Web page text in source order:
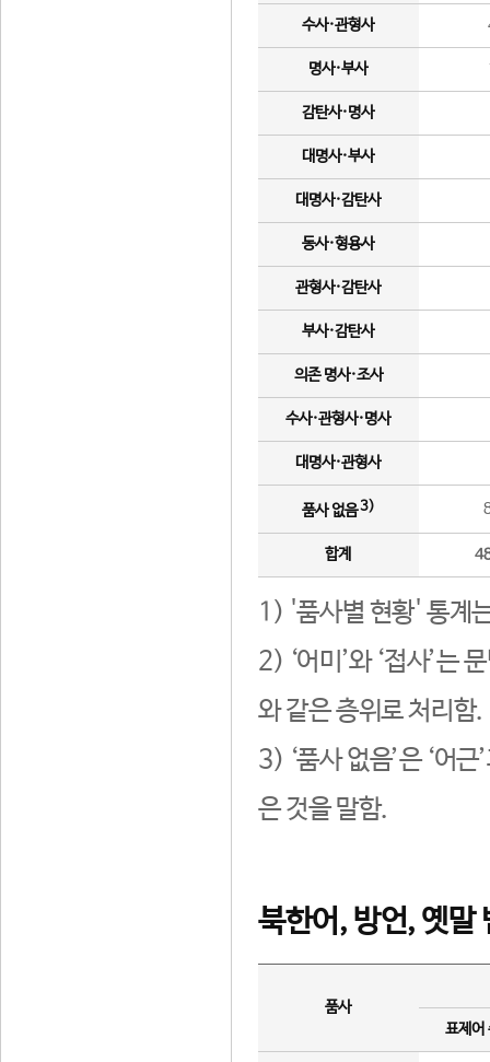
수사·관형사
명사·부사
감탄사·명사
대명사·부사
대명사·감탄사
동사·형용사
관형사·감탄사
부사·감탄사
의존 명사·조사
수사·관형사·명사
대명사·관형사
품사 없음3)
합계
1) '품사별 현황' 통계
2) ‘어미’와 ‘접사’는
와 같은 층위로 처리함.
3) ‘품사 없음’은 ‘어
은 것을 말함.
북한어, 방언, 옛말
품사
표제어